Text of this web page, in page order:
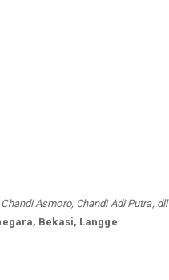
Asmoro, Chandi Adi Putra, dll
Bekasi, Langge